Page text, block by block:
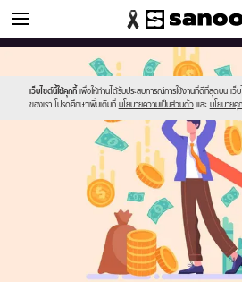
ดูดวง
เว็บไซต์นี้ใช้คุกกี้ เพื่อให้ท่านได้รับประสบการณ์การใช้งานที่ดีที่สุดบน เว็
ของเรา โปรดศึกษาเพิ่มเติมที่ นโยบายความเป็นส่วนตัว และ นโยบายคุ
//s.isanook.com/sr/0/images/logo-
sanook.png
//s.isanook.com/ho/0/ud/40/200697/